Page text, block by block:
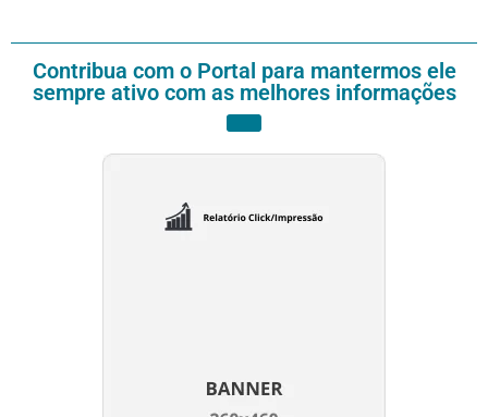
Contribua com o Portal para mantermos ele
sempre ativo com as melhores informações